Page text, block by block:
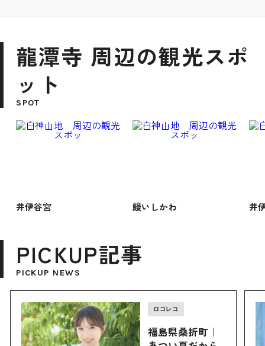
龍潭寺 周辺の観光スポ
ット
SPOT
井伊谷宮 鰻いしかわ 井
PICKUP記事
PICKUP NEWS
ロコレコ
福島県桑折町｜